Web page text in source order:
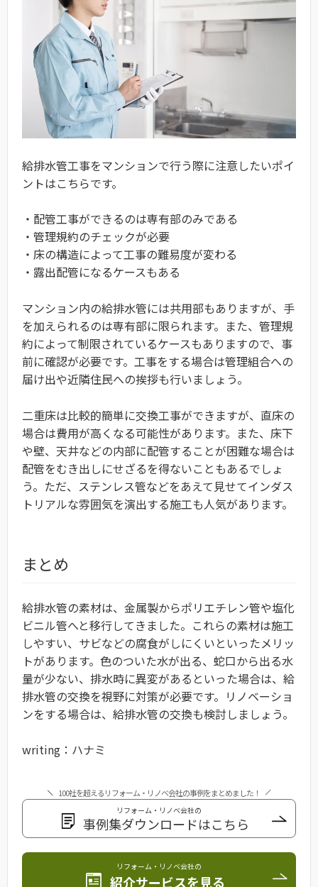
給排水管工事をマンションで行う際に注意したいポイ
ントはこちらです。
・配管工事ができるのは専有部のみである
・管理規約のチェックが必要
・床の構造によって工事の難易度が変わる
・露出配管になるケースもある
マンション内の給排水管には共用部もありますが、手
を加えられるのは専有部に限られます。また、管理規
約によって制限されているケースもありますので、事
前に確認が必要です。工事をする場合は管理組合への
届け出や近隣住民への挨拶も行いましょう。
二重床は比較的簡単に交換工事ができますが、直床の
場合は費用が高くなる可能性があります。また、床下
や壁、天井などの内部に配管することが困難な場合は
配管をむき出しにせざるを得ないこともあるでしょ
う。ただ、ステンレス管などをあえて見せてインダス
トリアルな雰囲気を演出する施工も人気があります。
まとめ
給排水管の素材は、金属製からポリエチレン管や塩化
ビニル管へと移行してきました。これらの素材は施工
しやすい、サビなどの腐食がしにくいといったメリッ
トがあります。色のついた水が出る、蛇口から出る水
量が少ない、排水時に異変があるといった場合は、給
排水管の交換を視野に対策が必要です。リノベーショ
ンをする場合は、給排水管の交換も検討しましょう。
writing：ハナミ
100社を超えるリフォーム・リノベ会社の事例をまとめました！
リフォーム・リノベ会社の
事例集ダウンロードはこちら
リフォーム・リノベ会社の
紹介サービスを見る